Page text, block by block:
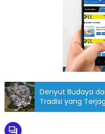
Denyut Budaya
Tradisi yang